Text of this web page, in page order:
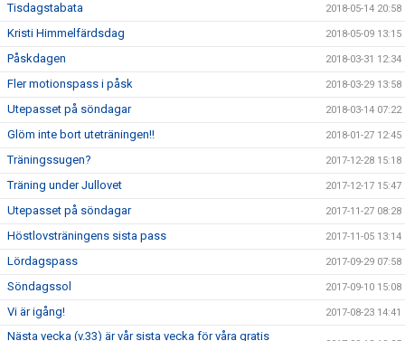
Tisdagstabata 2018-05-14 20:58
Kristi Himmelfärdsdag 2018-05-09 13:15
Påskdagen 2018-03-31 12:34
Fler motionspass i påsk 2018-03-29 13:58
Utepasset på söndagar 2018-03-14 07:22
Glöm inte bort uteträningen!! 2018-01-27 12:45
Träningssugen? 2017-12-28 15:18
Träning under Jullovet 2017-12-17 15:47
Utepasset på söndagar 2017-11-27 08:28
Höstlovsträningens sista pass 2017-11-05 13:14
Lördagspass 2017-09-29 07:58
Söndagssol 2017-09-10 15:08
Vi är igång! 2017-08-23 14:41
Nästa vecka (v.33) är vår sista vecka för våra gratis